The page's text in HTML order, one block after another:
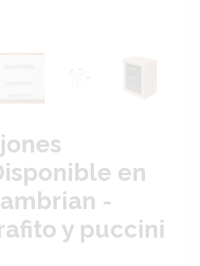
en
-
y puccini